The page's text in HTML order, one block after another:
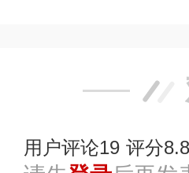
用户评论19 评分